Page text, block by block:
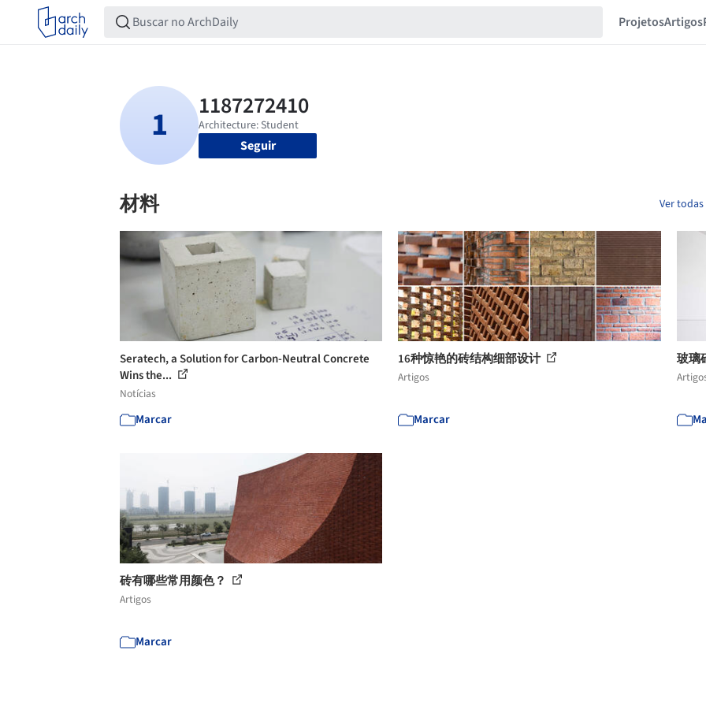
ProjetosArtigos
Seguir
材料 Ver todas
Seratech, a Solution for Carbon-Neutral Concrete
Wins the...
Notícias
Marcar
16种惊艳的砖结构细部设计
Artigos
Marcar
玻璃
砖有哪些常用颜色？
Artigos
Marcar